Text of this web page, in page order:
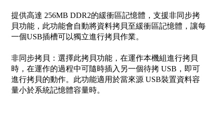
提供高達 256MB DDR2的緩衝區記憶體，支援非同步拷
貝功能，此功能會自動將資料拷貝至緩衝區記憶體，讓每
一個USB插槽可以獨立進行拷貝作業。
非同步拷貝：選擇此拷貝功能，在運作本機組進行拷貝
時，在運作的過程中可隨時插入另一個待拷 USB，即可
進行拷貝的動作。此功能適用於當來源 USB裝置資料容
量小於系統記憶體容量時。